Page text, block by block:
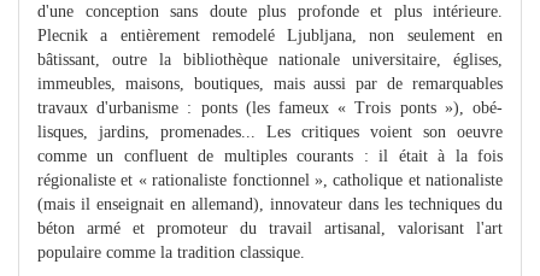
d'une conception sans doute plus pro­fonde et plus intérieure.
Plecnik a entièrement remodelé Ljubljana, non seulement en
bâtissant, outre la biblio­thèque nationale universitaire, églises,
immeubles, mai­sons, boutiques, mais aussi par de remarquables
travaux d'urbanisme : ponts (les fameux « Trois ponts »), obé­
lisques, jardins, promenades... Les critiques voient son oeuvre
comme un confluent de multiples courants : il était à la fois
régionaliste et « rationaliste fonctionnel », catho­lique et nationaliste
(mais il enseignait en allemand), inno­vateur dans les techniques du
béton armé et promoteur du travail artisanal, valorisant l'art
populaire comme la tradi­tion classique.